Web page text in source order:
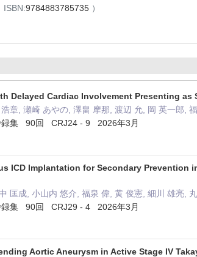
ISBN:9784883785735 ）
Delayed Cardiac Involvement Presenting as
章, 瀬崎 あやの, 澤畠 摩那, 渡辺 允, 岡 英一郎,
録集 90回 CRJ24 - 9 2026年3月
ICD Implantation for Secondary
匡成, 小山内 悠介, 福泉 偉, 黄 俊憲, 細川 雄亮,
録集 90回 CRJ29 - 4 2026年3月
Aortic Aneurysm in Active Stage IV